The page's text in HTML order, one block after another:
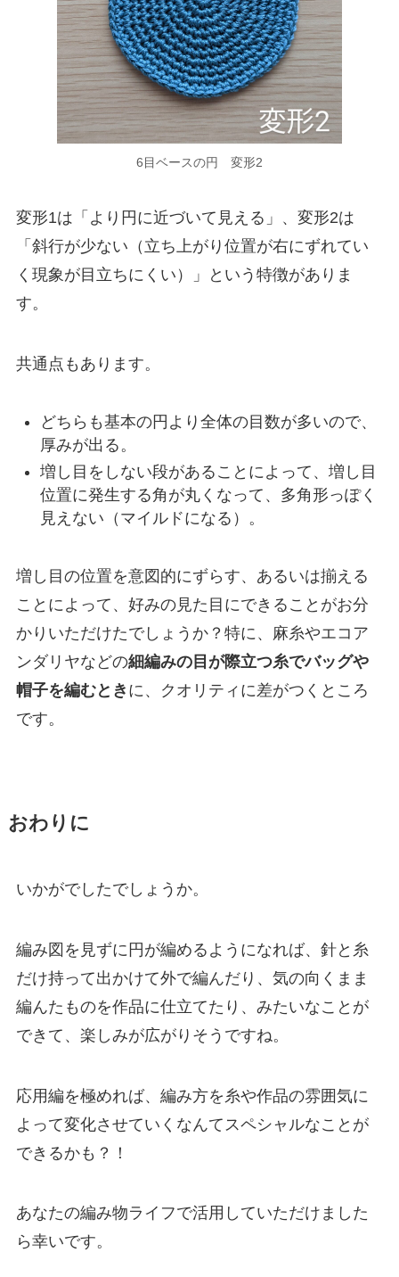
6目ベースの円 変形2
変形1は「より円に近づいて見える」、変形2は
「斜行が少ない（立ち上がり位置が右にずれてい
く現象が目立ちにくい）」という特徴がありま
す。
共通点もあります。
どちらも基本の円より全体の目数が多いので、
厚みが出る。
増し目をしない段があることによって、増し目
位置に発生する角が丸くなって、多角形っぽく
見えない（マイルドになる）。
増し目の位置を意図的にずらす、あるいは揃える
ことによって、好みの見た目にできることがお分
かりいただけたでしょうか？特に、麻糸やエコア
ンダリヤなどの細編みの目が際立つ糸でバッグや
帽子を編むとき に、クオリティに差がつくところ
です。
おわりに
いかがでしたでしょうか。
編み図を見ずに円が編めるようになれば、針と糸
だけ持って出かけて外で編んだり、気の向くまま
編んたものを作品に仕立てたり、みたいなことが
できて、楽しみが広がりそうですね。
応用編を極めれば、編み方を糸や作品の雰囲気に
よって変化させていくなんてスペシャルなことが
できるかも？！
あなたの編み物ライフで活用していただけました
ら幸いです。